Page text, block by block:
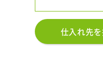
仕入れ先